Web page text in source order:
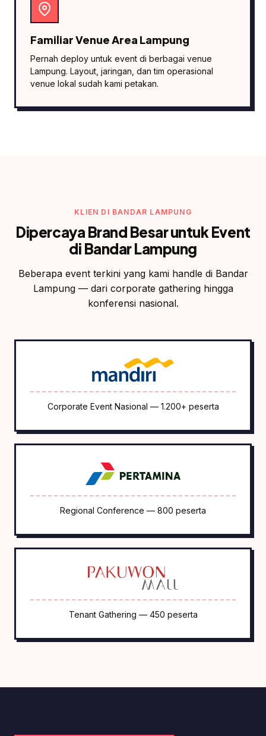
Familiar Venue Area Lampung
Pernah deploy untuk event di berbagai venue
Lampung. Layout, jaringan, dan tim operasional
venue lokal sudah kami petakan.
KLIEN DI BANDAR LAMPUNG
Dipercaya Brand Besar untuk Event
di Bandar Lampung
Beberapa event terkini yang kami handle di Bandar
Lampung — dari corporate gathering hingga
konferensi nasional.
Corporate Event Nasional — 1.200+ peserta
Regional Conference — 800 peserta
Tenant Gathering — 450 peserta